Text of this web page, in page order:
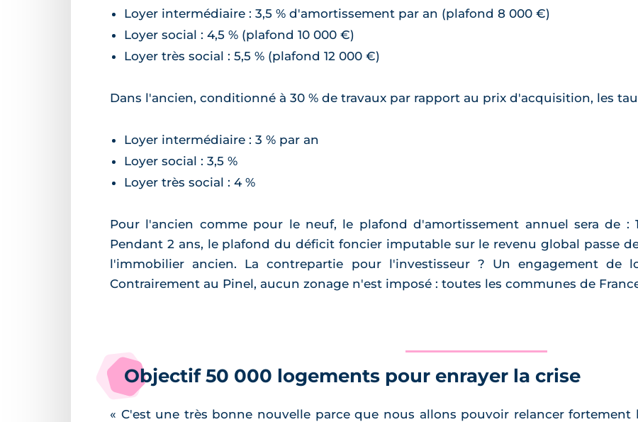
Loyer intermédiaire : 3,5 % d'amortissement par an (plafond 8 000 €)
Loyer social : 4,5 % (plafond 10 000 €)
Loyer très social : 5,5 % (plafond 12 000 €)
Dans l'ancien, conditionné à 30 % de travaux par rapport au prix d'acquisition, les
Loyer intermédiaire : 3 % par an
Loyer social : 3,5 %
Loyer très social : 4 %
Pour l'ancien comme pour le neuf, le plafond d'amortissement annuel sera de :
Pendant 2 ans, le plafond du déficit foncier imputable sur le revenu global passe
l'immobilier ancien. La contrepartie pour l'investisseur ? Un engagement de
Contrairement au Pinel, aucun zonage n'est imposé : toutes les communes de
Objectif 50 000 logements pour enrayer la crise
« C'est une très bonne nouvelle parce que nous allons pouvoir relancer fortement